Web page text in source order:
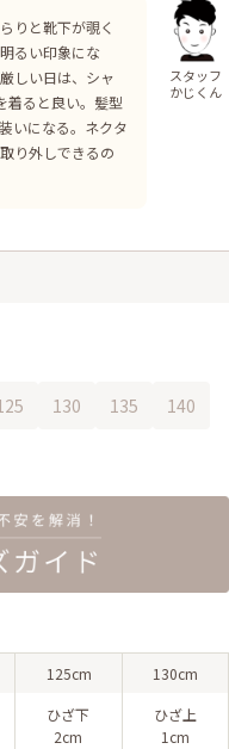
りと靴下が覗く
るい印象にな
しい日は、シャ
着ると良い。髪型
いになる。ネクタ
り外しできるの
スタッフ
かじくん
130 135
140
125cm 130cm
ひざ下
2cm
ひざ上
1cm